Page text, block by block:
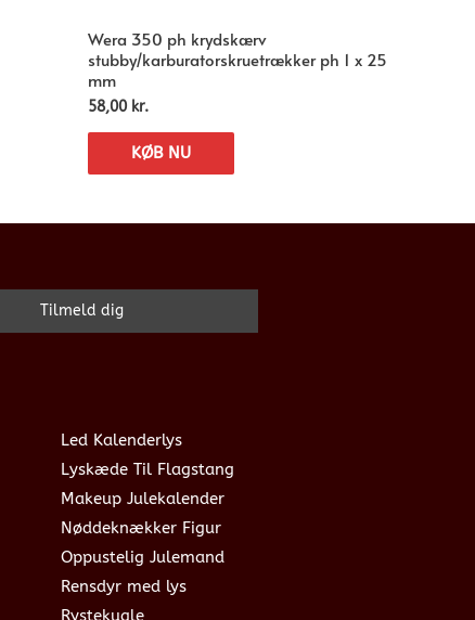
Wera 350 ph krydskærv
stubby/karburatorskruetrækker ph 1 x 25
mm
58,00 kr.
KØB NU
Led Kalenderlys
Lyskæde Til Flagstang
Makeup Julekalender
Nøddeknækker Figur
Oppustelig Julemand
Rensdyr med lys
Rystekugle